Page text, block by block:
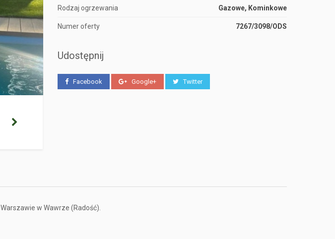
Rodzaj ogrzewania Gazowe, Kominkowe
Numer oferty 7267/3098/ODS
Udostępnij
Facebook Google+ Twitter
w Wawrze (Radość).